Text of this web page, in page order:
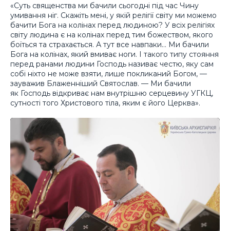
«Суть священства ми бачили сьогодні під час Чину
умивання ніг. Скажіть мені, у якій релігії світу ми можемо
бачити Бога на колінах перед людиною? У всіх релігіях
світу людина є на колінах перед тим божеством, якого
боїться та страхається. А тут все навпаки… Ми бачили
Бога на колінах, який вмиває ноги. І такого типу стояння
перед ранами людини Господь називає честю, яку сам
собі ніхто не може взяти, лише покликаний Богом, —
зауважив Блаженніший Святослав. — Ми бачили
як Господь відкриває нам внутрішню серцевину УГКЦ,
сутності того Христового тіла, яким є його Церква».